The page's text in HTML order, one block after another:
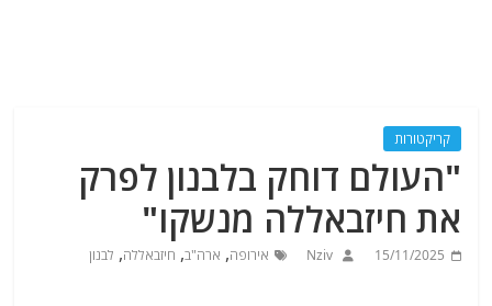
קריקטורות
"העולם דוחק בלבנון לפרק
את חיזבאללה מנשקו"
15/11/2025
Nziv אירופה, ארה"ב, חיזבאללה, לבנון